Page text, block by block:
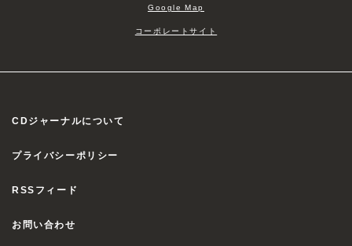
Google Map
コーポレートサイト
CDジャーナルについて
プライバシーポリシー
RSSフィード
お問い合わせ